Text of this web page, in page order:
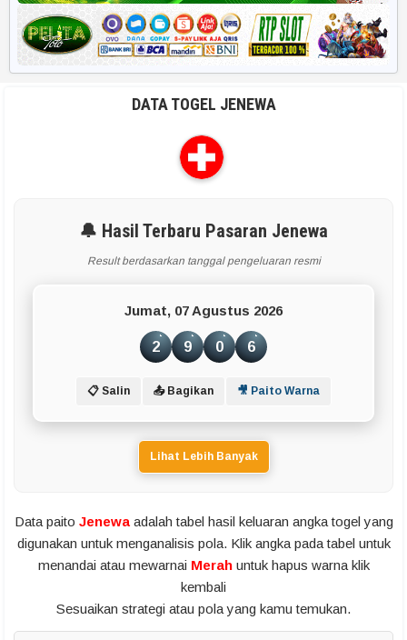
DATA TOGEL JENEWA
🔔 Hasil Terbaru Pasaran Jenewa
Result berdasarkan tanggal pengeluaran resmi
Jumat, 07 Agustus 2026
2 9 0 6
📋 Salin 📤 Bagikan 🎥 Paito Warna
Lihat Lebih Banyak
Data paito Jenewaadalah tabel hasil keluaran angka togel yang
digunakan untuk menganalisis pola. Klik angka pada tabel untuk
menandai atau mewarnai Merahuntuk hapus warna klik
kembali
Sesuaikan strategi atau pola yang kamu temukan.